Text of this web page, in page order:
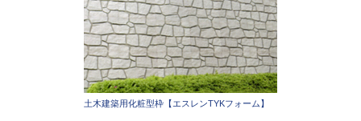
土木建築用化粧型枠【エスレンTYKフォーム】